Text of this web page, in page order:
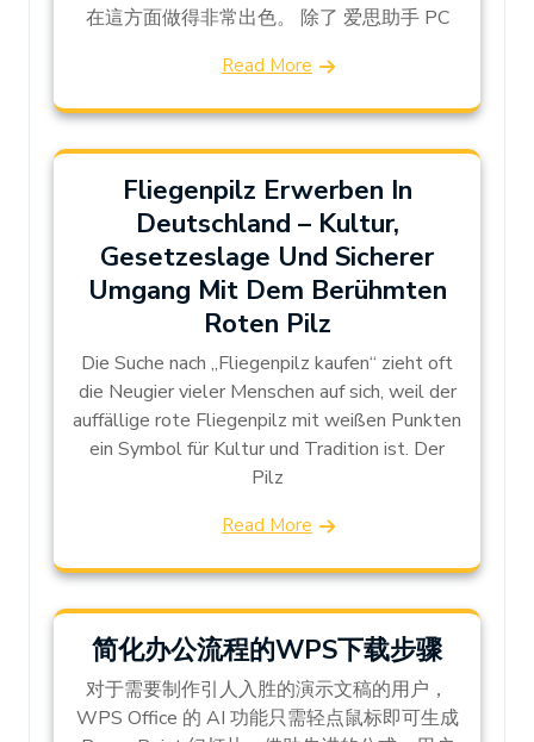
在這方面做得非常出色。 除了 爱思助手 PC
Read More
Fliegenpilz Erwerben In
Deutschland – Kultur,
Gesetzeslage Und Sicherer
Umgang Mit Dem Berühmten
Roten Pilz
Die Suche nach „Fliegenpilz kaufen“ zieht oft
die Neugier vieler Menschen auf sich, weil der
auffällige rote Fliegenpilz mit weißen Punkten
ein Symbol für Kultur und Tradition ist. Der
Pilz
Read More
简化办公流程的WPS下载步骤
对于需要制作引人入胜的演示文稿的用户，
WPS Office 的 AI 功能只需轻点鼠标即可生成